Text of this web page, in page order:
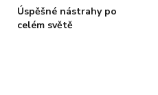
Úspěšné nástrahy po
celém světě